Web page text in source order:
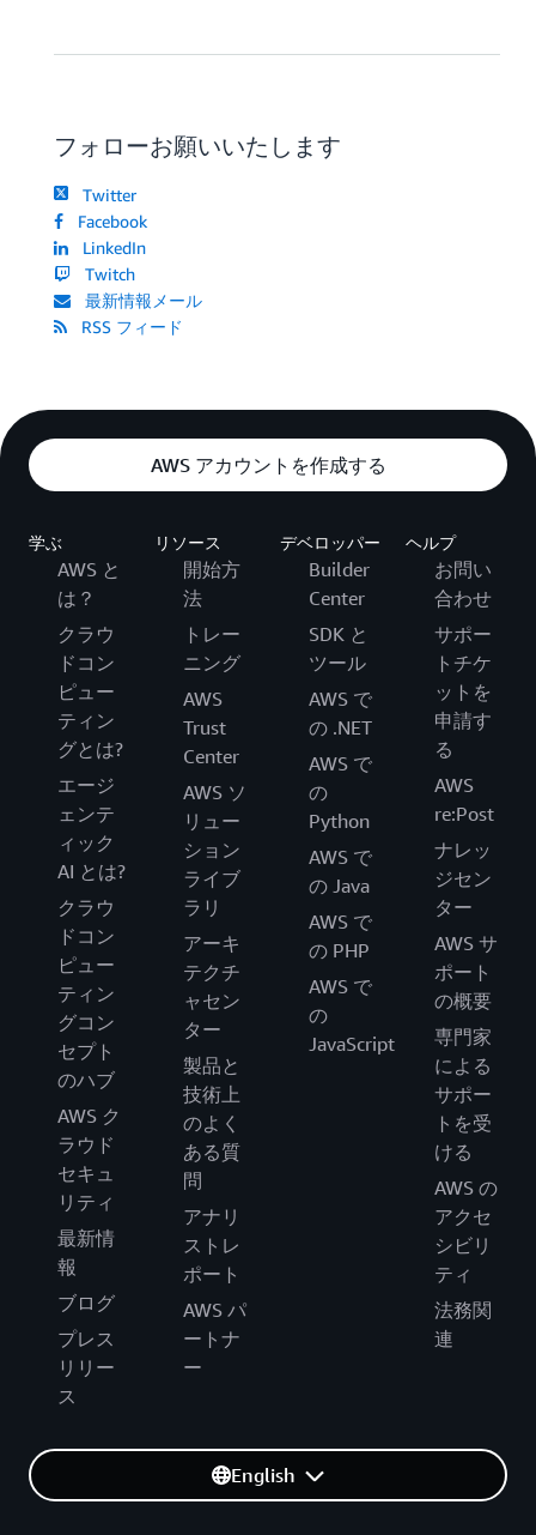
フォローお願いいたします
Twitter
Facebook
LinkedIn
Twitch
最新情報メール
RSS フィード
AWS アカウントを作成する
学ぶ
AWS と
は？
クラウ
ドコン
ピュー
ティン
グとは?
エージ
ェンテ
ィック
AI とは?
クラウ
ドコン
ピュー
ティン
グコン
セプト
のハブ
AWS ク
ラウド
セキュ
リティ
最新情
報
ブログ
プレス
リリー
ス
リソース
開始方
法
トレー
ニング
AWS
Trust
Center
AWS ソ
リュー
ション
ライブ
ラリ
アーキ
テクチ
ャセン
ター
製品と
技術上
のよく
ある質
問
アナリ
ストレ
ポート
AWS パ
ートナ
ー
デベロッパー
Builder
Center
SDK と
ツール
AWS で
の .NET
AWS で
の
Python
AWS で
の Java
AWS で
の PHP
AWS で
の
JavaScript
ヘルプ
お問い
合わせ
サポー
トチケ
ットを
申請す
る
AWS
re:Post
ナレッ
ジセン
ター
AWS サ
ポート
の概要
専門家
による
サポー
トを受
ける
AWS の
アクセ
シビリ
ティ
法務関
連
English